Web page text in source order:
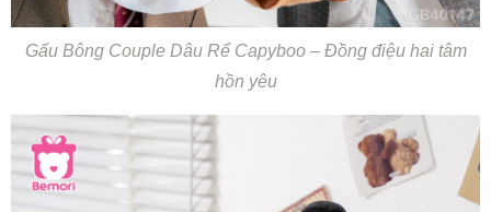
Gấu Bông Couple Dâu Rể Capyboo – Đồng điệu hai tâm
hồn yêu